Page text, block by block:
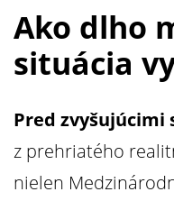
Ako dlho
situácia
Pred zvyšujúcimi
z prehriatého
nielen